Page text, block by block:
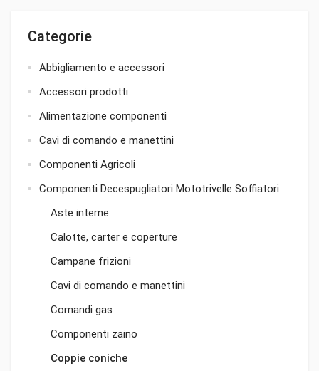
Categorie
Abbigliamento e accessori
Accessori prodotti
Alimentazione componenti
Cavi di comando e manettini
Componenti Agricoli
Componenti Decespugliatori Mototrivelle Soffiatori
Aste interne
Calotte, carter e coperture
Campane frizioni
Cavi di comando e manettini
Comandi gas
Componenti zaino
Coppie coniche